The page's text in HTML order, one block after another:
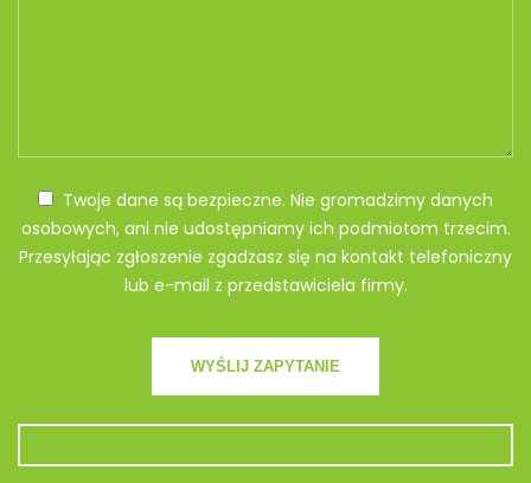
Twoje dane są bezpieczne. Nie gromadzimy danych
osobowych, ani nie udostępniamy ich podmiotom trzecim.
Przesyłając zgłoszenie zgadzasz się na kontakt telefoniczny
lub e-mail z przedstawiciela firmy.